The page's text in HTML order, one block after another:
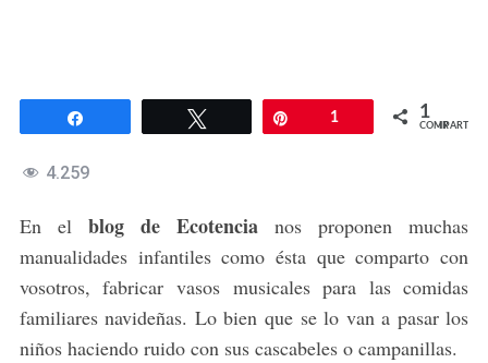
Twittear 1 1
COMPARTIR
4.259
En el blog de Ecotencia nos proponen muchas
manualidades infantiles como ésta que comparto con
vosotros, fabricar vasos musicales para las comidas
familiares navideñas. Lo bien que se lo van a pasar los
niños haciendo ruido con sus cascabeles o campanillas.